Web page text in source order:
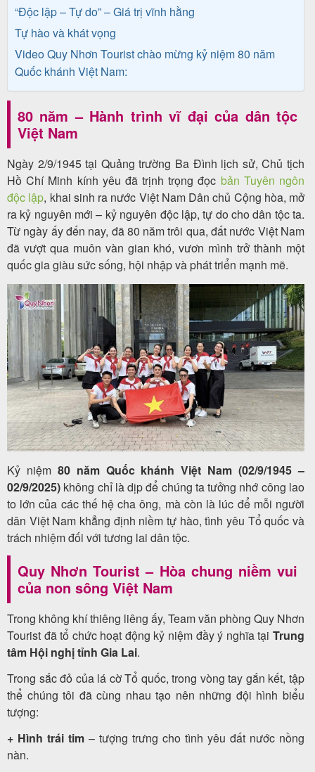
khởi
hành
du
lịch
Về
Quy
Nhơn
Tourist
Cảm
nhận
khách
hàng
Tuyển
dụng
Liên
“Độc lập – Tự do” – Giá trị vĩnh hằng
Tự hào và khát vọng
Video Quy Nhơn Tourist chào mừng kỷ niệm 80 năm
Quốc khánh Việt Nam:
80 năm – Hành trình vĩ đại của dân tộc
Việt Nam
Ngày 2/9/1945 tại Quảng trường Ba Đình lịch sử, Chủ tịch
Hồ Chí Minh kính yêu đã trịnh trọng đọc bản Tuyên ngôn
độc lập, khai sinh ra nước Việt Nam Dân chủ Cộng hòa, mở
ra kỷ nguyên mới – kỷ nguyên độc lập, tự do cho dân tộc ta.
Từ ngày ấy đến nay, đã 80 năm trôi qua, đất nước Việt Nam
đã vượt qua muôn vàn gian khó, vươn mình trở thành một
quốc gia giàu sức sống, hội nhập và phát triển mạnh mẽ.
Kỷ niệm 80 năm Quốc khánh Việt Nam (02/9/1945 –
02/9/2025) không chỉ là dịp để chúng ta tưởng nhớ công lao
to lớn của các thế hệ cha ông, mà còn là lúc để mỗi người
dân Việt Nam khẳng định niềm tự hào, tình yêu Tổ quốc và
trách nhiệm đối với tương lai dân tộc.
Quy Nhơn Tourist – Hòa chung niềm vui
của non sông Việt Nam
Trong không khí thiêng liêng ấy, Team văn phòng Quy Nhơn
Tourist đã tổ chức hoạt động kỷ niệm đầy ý nghĩa tại Trung
tâm Hội nghị tỉnh Gia Lai.
Trong sắc đỏ của lá cờ Tổ quốc, trong vòng tay gắn kết, tập
thể chúng tôi đã cùng nhau tạo nên những đội hình biểu
tượng:
+ Hình trái tim – tượng trưng cho tình yêu đất nước nồng
nàn.